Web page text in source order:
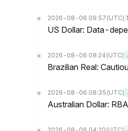
2026-08-06 09:57 (UTC)
US Dollar: Data-
2026-08-06 09:24 (UTC)
Brazilian Real:
2026-08-06 08:35 (UTC)
Australian Dollar: